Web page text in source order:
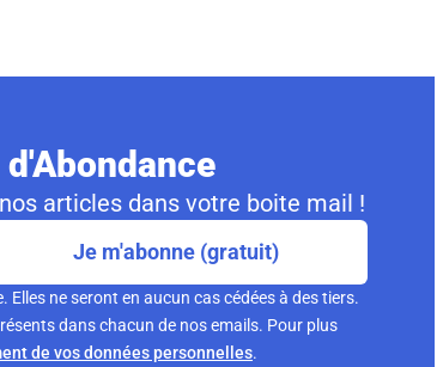
articles dans votre boite mail !
Je m'abonne (gratuit)
ne seront en aucun cas cédées à des tiers.
dans chacun de nos emails. Pour plus
de vos données personnelles.